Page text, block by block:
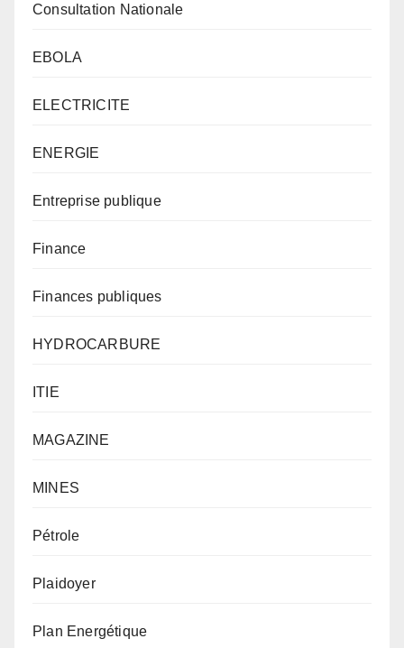
Consultation Nationale
EBOLA
ELECTRICITE
ENERGIE
Entreprise publique
Finance
Finances publiques
HYDROCARBURE
ITIE
MAGAZINE
MINES
Pétrole
Plaidoyer
Plan Energétique